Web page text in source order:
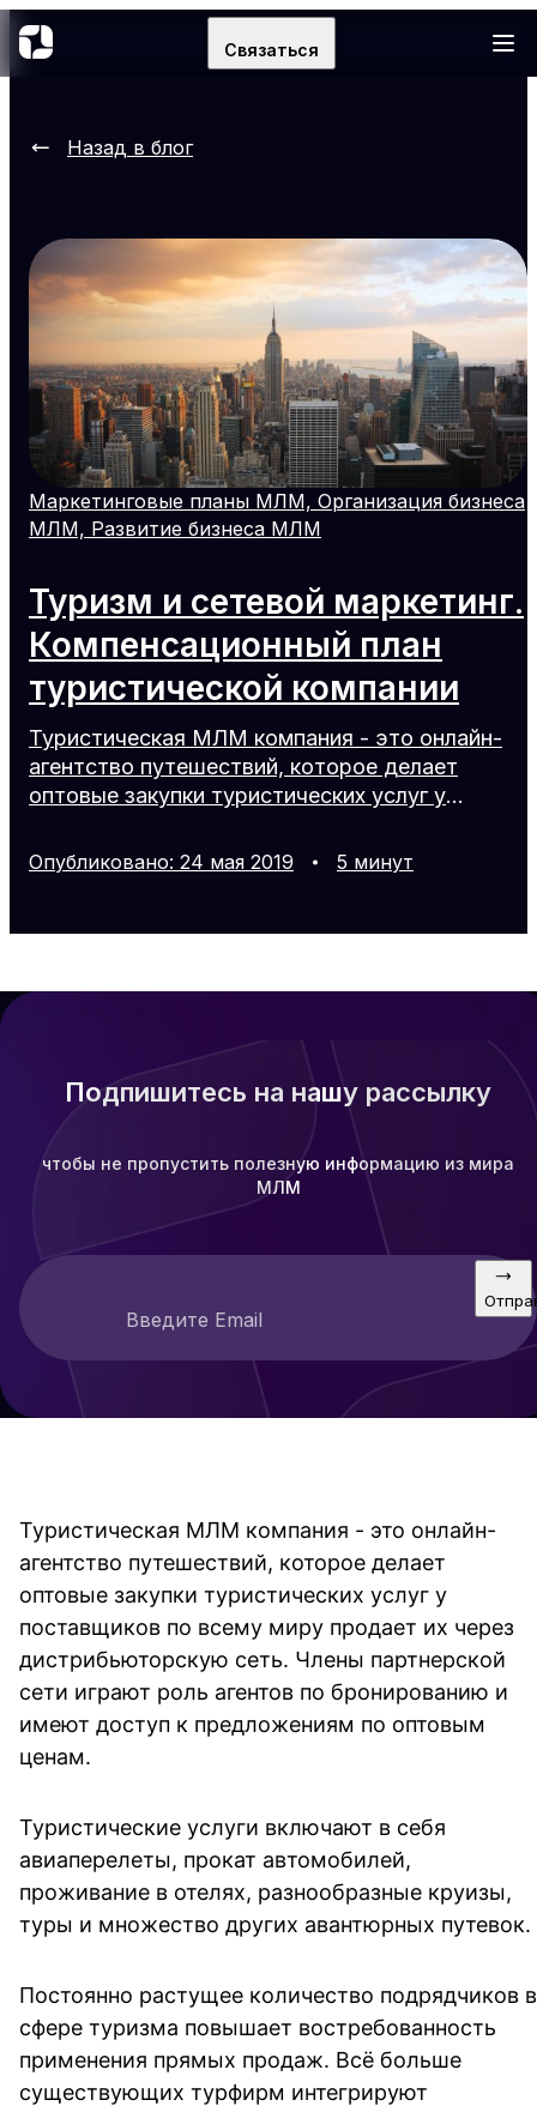
Связаться
Назад в блог
Маркетинговые планы МЛМ, Организация бизнеса
МЛМ, Развитие бизнеса МЛМ
Туризм и сетевой маркетинг.
Компенсационный план
туристической компании
Туристическая МЛМ компания - это онлайн-
агентство путешествий, которое делает
оптовые закупки туристических услуг у
дистрибьюторскую сеть. Члены партнерской
сети играют роль агентов по бронированию и
ценам. Туристические услуги включают в
проживание в отелях, разнообразные круизы,
путевок. Постоянно растущее количество
подрядчиков
Опубликовано: 24 мая 2019 5 минут
Подпишитесь на нашу рассылку
чтобы не пропустить полезную информацию из мира
МЛМ
Введите Email
Туристическая МЛМ компания - это онлайн-
агентство путешествий, которое делает
оптовые закупки туристических услуг у
поставщиков по всему миру продает их через
дистрибьюторскую сеть. Члены партнерской
сети играют роль агентов по бронированию и
имеют доступ к предложениям по оптовым
ценам.
Туристические услуги включают в себя
авиаперелеты, прокат автомобилей,
проживание в отелях, разнообразные круизы,
туры и множество других авантюрных путевок.
Постоянно растущее количество подрядчиков в
сфере туризма повышает востребованность
применения прямых продаж. Всё больше
существующих турфирм интегрируют